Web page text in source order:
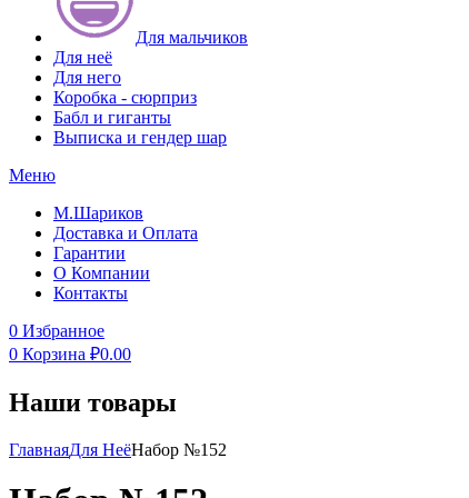
Для мальчиков
Для неё
Для него
Коробка - сюрприз
Бабл и гиганты
Выписка и гендер шар
Меню
М.Шариков
Доставка и Оплата
Гарантии
О Компании
Контакты
0 Избранное
0 Корзина ₽0.00
Наши товары
ГлавнаяДля НеёНабор №152